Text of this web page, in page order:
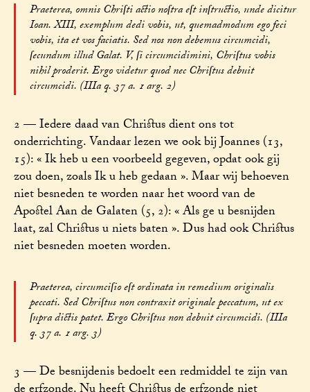
Praeterea, omnis Chriſti actio noſtra eſt inſtructio, unde dicitur
Ioan. XIII, exemplum dedi vobis, ut, quemadmodum ego feci
vobis, ita et vos faciatis. Sed nos non debemus circumcidi,
ſecundum illud Galat. V, ſi circumcidimini, Chriſtus vobis
nihil proderit. Ergo videtur quod nec Chriſtus debuit
circumcidi. (IIIa q. 37 a. 1 arg. 2)
2 — Iedere daad van Christus dient ons tot
onderrichting. Vandaar lezen we ook bij Joannes (13,
15): « Ik heb u een voorbeeld gegeven, opdat ook gij
zou doen, zoals Ik u heb gedaan ». Maar wij behoeven
niet besneden te worden naar het woord van de
Apostel Aan de Galaten (5, 2): « Als ge u besnijden
laat, zal Christus u niets baten ». Dus had ook Christus
niet besneden moeten worden.
Praeterea, circumciſio eſt ordinata in remedium originalis
peccati. Sed Chriſtus non contraxit originale peccatum, ut ex
ſupra dictis patet. Ergo Chriſtus non debuit circumcidi. (IIIa
q. 37 a. 1 arg. 3)
3 — De besnijdenis bedoelt een redmiddel te zijn van